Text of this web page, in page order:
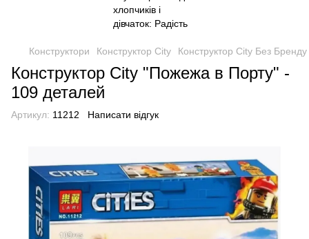
Конструктори Конструктор City Конструктор City Без Бренду
Конструктор City "Пожежа в Порту" -
109 деталей
Артикул: 11212 Написати відгук